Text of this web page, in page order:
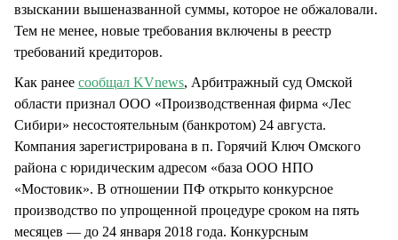
взыскании вышеназванной суммы, которое не обжаловали.
Тем не менее, новые требования включены в реестр
требований кредиторов.
Как ранее сообщал KVnews, Арбитражный суд Омской
области признал ООО «Производственная фирма «Лес
Сибири» несостоятельным (банкротом) 24 августа.
Компания зарегистрирована в п. Горячий Ключ Омского
района с юридическим адресом «база ООО НПО
«Мостовик». В отношении ПФ открыто конкурсное
производство по упрощенной процедуре сроком на пять
месяцев — до 24 января 2018 года. Конкурсным